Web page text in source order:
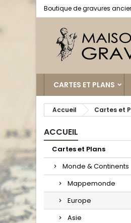
Boutique de gravures
CARTES ET PLANS
Accueil Cartes et
ACCUEIL
Cartes et Plans
Monde & Continents
Mappemonde
Europe
Asie